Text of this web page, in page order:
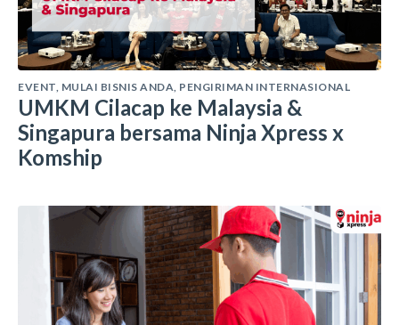
EVENT MULAI BISNIS ANDA PENGIRIMAN INTERNASIONAL
UMKM Cilacap ke Malaysia &
Singapura bersama Ninja Xpress x
Komship